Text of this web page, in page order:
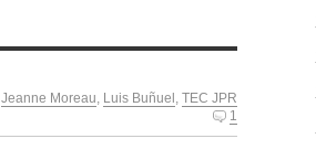
Jeanne Moreau Luis Buñuel TEC JPR
1